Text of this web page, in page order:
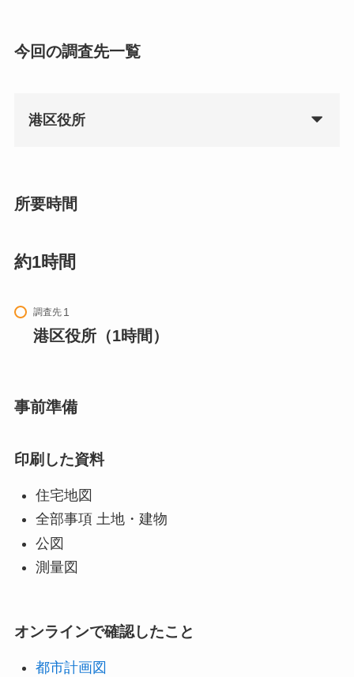
今回の調査先一覧
港区役所
所要時間
約1時間
調査先
港区役所（1時間）
事前準備
印刷した資料
住宅地図
全部事項 土地・建物
公図
測量図
オンラインで確認したこと
都市計画図